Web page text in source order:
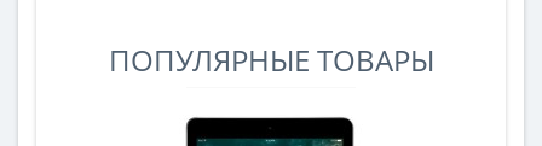
ПОПУЛЯРНЫЕ ТОВАРЫ